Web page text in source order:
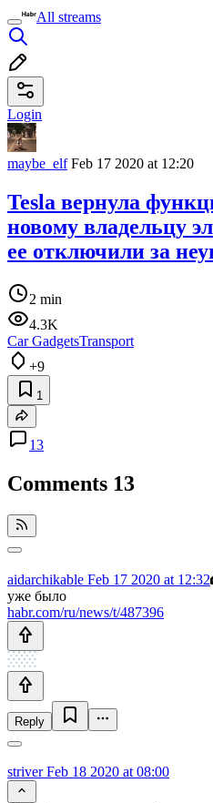
All streams
Login
maybe_elfFeb 17 2020 at 12:20
Tesla вернула
новому владельцу
ее отключили за
2 min
4.3K
Car GadgetsTransport
+9
1
13
Comments 13
aidarchikable Feb 17 2020 at 12:32
уже было
habr.com/ru/news/t/487396
Reply
striverFeb 18 2020 at 08:00